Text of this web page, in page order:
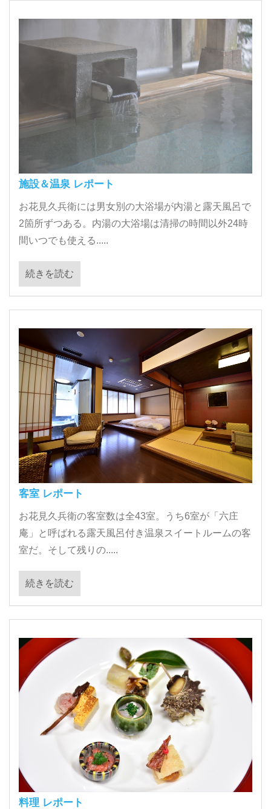
施設＆温泉 レポート
お花見久兵衛には男女別の大浴場が内湯と露天風呂で
2箇所ずつある。内湯の大浴場は清掃の時間以外24時
間いつでも使える.....
続きを読む
客室 レポート
お花見久兵衛の客室数は全43室。うち6室が「六庄
庵」と呼ばれる露天風呂付き温泉スイートルームの客
室だ。そして残りの.....
続きを読む
料理 レポート